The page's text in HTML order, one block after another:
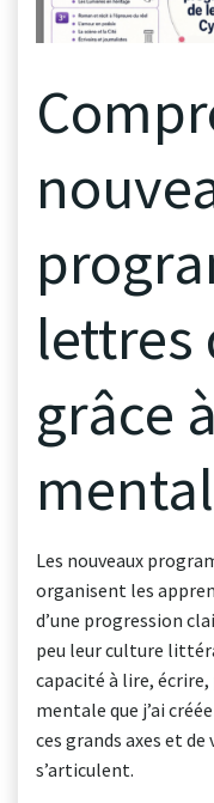
lettres
grâce
Les nouveaux
organisent les
d’une progression
peu leur culture
capacité à lire,
mentale que j’ai
ces grands axes et
s’articulent.